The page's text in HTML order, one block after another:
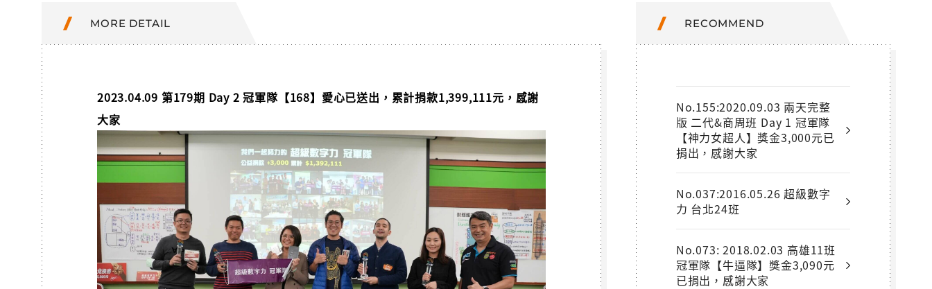
MORE DETAIL
2023.04.09 第179期 Day 2 冠軍隊【168】愛心已送出，累計捐款1,399,111元，感謝
大家
RECOMMEND
No.155:2020.09.03 兩天完整
版 二代&商周班 Day 1 冠軍隊
【神力女超人】獎金3,000元已
捐出，感謝大家
No.037:2016.05.26 超級數字
力 台北24班
No.073: 2018.02.03 高雄11班
冠軍隊【牛逼隊】獎金3,090元
已捐出，感謝大家